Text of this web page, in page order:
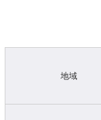
地域